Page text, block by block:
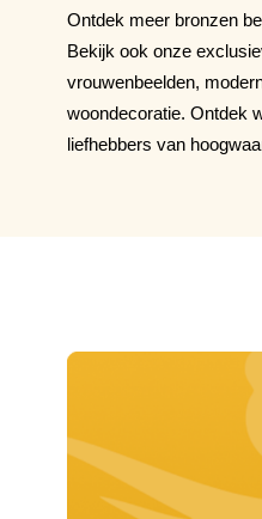
Ontdek meer bronzen
Bekijk ook onze
vrouwenbeelden,
woondecoratie. Ontdek
liefhebbers van